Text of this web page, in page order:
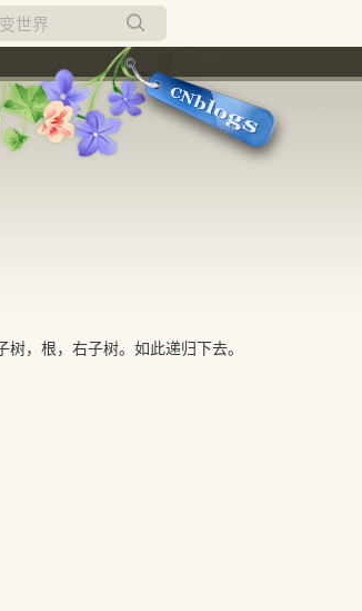
所有博客
当前博客
，根，右子树。如此递归下去。